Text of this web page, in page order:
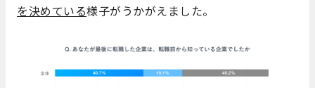
を決めている様子がうかがえました。